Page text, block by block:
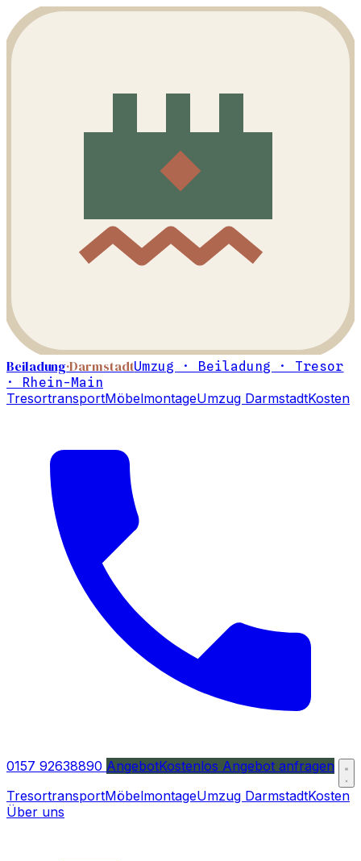
Beiladung·DarmstadtUmzug · Beiladung · Tresor
· Rhein-Main
TresortransportMöbelmontageUmzug DarmstadtKosten
0157 92638890 AngebotKostenlos Angebot anfragen
TresortransportMöbelmontageUmzug DarmstadtKosten
Über uns